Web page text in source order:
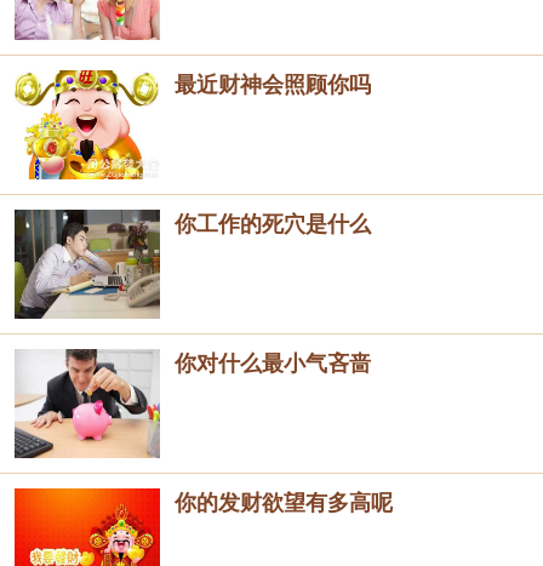
最近财神会照顾你吗
你工作的死穴是什么
你对什么最小气吝啬
你的发财欲望有多高呢